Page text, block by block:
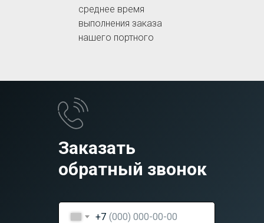
среднее время
выполнения заказа
нашего портного
Заказать
обратный звонок
+7